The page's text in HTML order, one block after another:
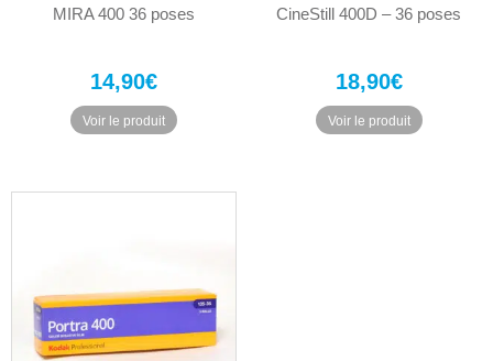
MIRA 400 36 poses
14,90€
Voir le produit
CineStill 400D – 36 poses
18,90€
Voir le produit